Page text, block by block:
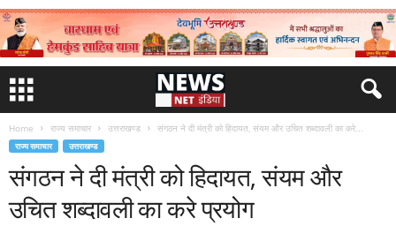
Home राज्य समाचार उत्तराखण्ड संगठन ने दी मंत्री को हिदायत, संयम और उचित शब्दावली का करे...
राज्य समाचार उत्तराखण्ड
संगठन ने दी मंत्री को हिदायत, संयम और
उचित शब्दावली का करे प्रयोग